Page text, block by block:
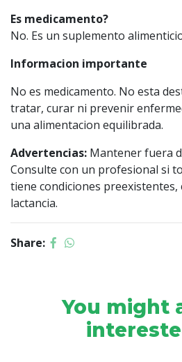
Es medicamento?
No. Es un suplemento
Informacion importante
No es medicamento. No esta
tratar, curar ni prevenir
una alimentacion equilibrada.
Advertencias: Mantener fuera
Consulte con un profesional si
tiene condiciones preexistentes,
lactancia.
Share:
You might